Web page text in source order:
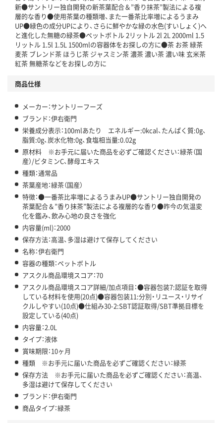
この商品の環境配慮ポイントです。下記商品詳細「
アスクル商品環境スコア詳細／加点項目
」で確認できます。
新●サントリー独自開発の新茶葉配合＆”香り抹茶”製法による複
層的な香り●使用茶葉の種類増、また一番茶比率増によるうまみ
UP●緑色の成分UPにより、さらに鮮やかな緑の水色(すいしょく)へ
と進化した無糖の緑茶●ペットボトル 2リットル 2l 2L 2000ml 1.5
リットル 1.5l 1.5L 1500mlの容器体をお探しの方に●茶 お茶 緑茶
麦茶 ブレンド茶 ほうじ茶 ジャスミン茶 濃茶 濃い茶 濃い味 玄米茶
紅茶 無糖茶などをお探しの方に
商品仕様
メーカー：サントリーフーズ
ブランド：伊右衛門
栄養成分表示：100mlあたり エネルギー:0kcal、たんぱく質:0g、
脂質:0g、炭水化物:0g、食塩相当量:0.02g
原材料 ※お手元に届いた商品を必ずご確認ください：緑茶（国
産）/ビタミンC、酵母エキス
種類：通常品
茶葉産地：緑茶（国産）
特徴：●一番茶比率増によるうまみUP●サントリー独自開発の
茶葉配合＆”香り抹茶”製法による複層的な香り●昨今の気温変
化を鑑み、飲み心地の良さを強化
内容量(ml)：2000
保存方法：高温、多湿は避けて保存してください
名称：伊右衛門
容器の種類：ペットボトル
アスクル商品環境スコア：70
アスクル商品環境スコア詳細/加点項目：●容器包装7:認証を取得
している材料を使用(20点)●容器包装11:分別・リユース・リサイ
クルしやすい(10点)●仕組み30-2:SBT認証取得/SBT準拠目標を
設定している(40点)
内容量：2.0L
タイプ：液体
賞味期限：10ヶ月
種類 ※お手元に届いた商品を必ずご確認ください：緑茶
保存方法 ※お手元に届いた商品を必ずご確認ください：高温、
多湿は避けて保存してください
ブランド：伊右衛門
商品タイプ：緑茶